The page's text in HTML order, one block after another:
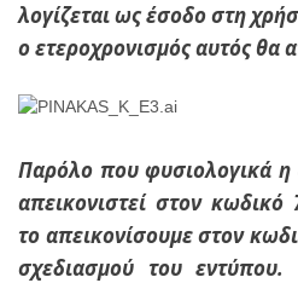
λογίζεται ως έσοδο στη
ο ετεροχρονισμός αυτός θα
Παρόλο που φυσιολογικά
απεικονιστεί στον
το απεικονίσουμε στον
σχεδιασμού του